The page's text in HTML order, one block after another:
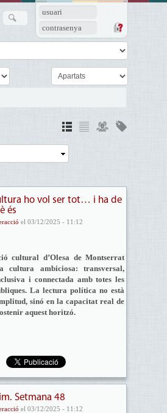
usuari
contrasenya
ho vol ser tot… i ha de
és
el 03/12/2025 - 11:12
cultural d’Olesa de Montserrat
cultura ambiciosa: transversal,
i connectada amb totes les
La lectura política no està
sinó en la capacitat real de
aquest horitzó.
Setmana 48
el 03/12/2025 - 11:12